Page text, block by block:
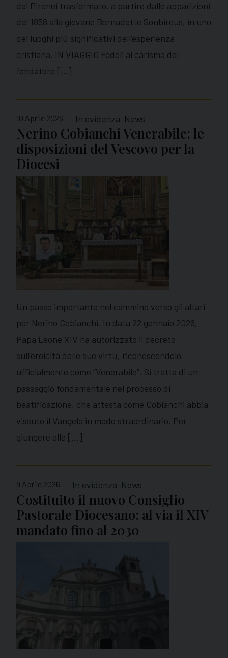
dei Pirenei trasformato, a partire dalle apparizioni
del 1858 alla giovane Bernadette Soubirous, in uno
dei luoghi più significativi dell’esperienza
cristiana. IN VIAGGIO Fedeli al carisma del
fondatore […]
10 Aprile 2026 In evidenza News
Nerino Cobianchi Venerabile: le
disposizioni del Vescovo per la
Diocesi
Un passo importante nel cammino verso gli altari
per Nerino Cobianchi. In data 22 gennaio 2026,
Papa Leone XIV ha autorizzato il decreto
sull’eroicità delle sue virtù, riconoscendolo
ufficialmente come “Venerabile”. Si tratta di un
passaggio fondamentale nel processo di
beatificazione, che attesta come Cobianchi abbia
vissuto il Vangelo in modo straordinario. Per
giungere alla […]
9 Aprile 2026 In evidenza News
Costituito il nuovo Consiglio
Pastorale Diocesano: al via il XIV
mandato fino al 2030